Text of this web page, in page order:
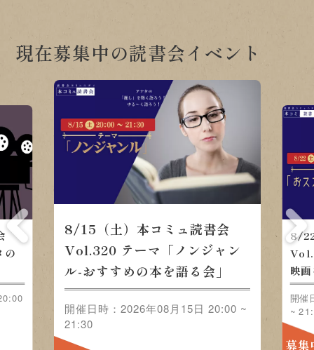
現在募集中の読書会イベント
の
8/15（土）本コミュ読書会
Vol.320 テーマ「ノンジャン
ル-おすすめの本を語る会」
開催日時：2026年08月15日 20:00 ~
21:30
8/
映
開催
~
募集